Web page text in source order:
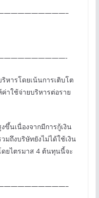
หารโดยเน้นการเติบโต
าใช้จ่ายบริหารต่อราย
ขึ้นเนื่องจากมีการกู้เงิน
มถึงบริษัทยังไม่ได้ใช้เงิน
ยไตรมาส 4 ต้นทุนนี้จะ